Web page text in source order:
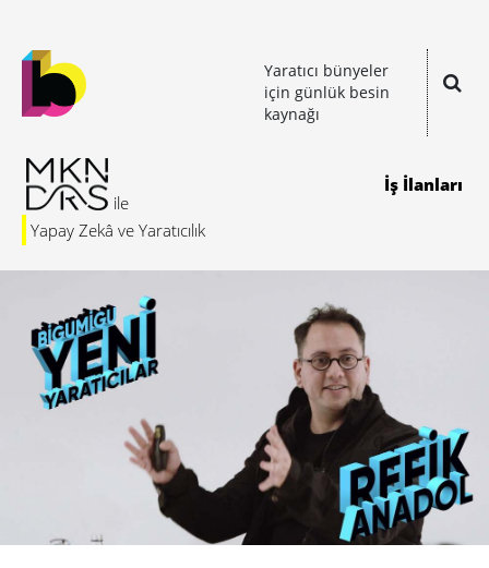
Yaratıcı bünyeler
için günlük besin
kaynağı
Yapay Zekâ ve Yaratıcılık
İş İlanları